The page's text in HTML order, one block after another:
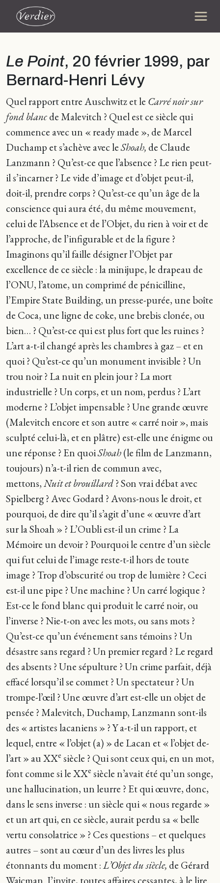
Le Point, 20 février 1999, par
Bernard-Henri Lévy
Quel rapport entre Auschwitz et le Carré noir sur
fond blancde Malevitch ? Quel est ce siècle qui
commence avec un « ready made », de Marcel
Duchamp et s’achève avec leShoah, de Claude
Lanzmann ? Qu’est-ce que l’absence ? Le rien peut-
il s’incarner ? Le vide d’image et d’objet peut-il,
doit-il, prendre corps ? Qu’est-ce qu’un âge de la
conscience qui aura été, du même mouvement,
celui de l’Absence et de l’Objet, du rien à voir et de
l’approche, de l’infigurable et de la figure ?
Imaginons qu’il faille désigner l’Objet par
excellence de ce siècle : la minijupe, le drapeau de
l’ONU, l’atome, un comprimé de pénicilline,
l’Empire State Building, un presse-purée, une boîte
de Coca, une ligne de coke, une brebis clonée, ou
bien… ? Qu’est-ce qui est plus fort que les ruines ?
L’art a-t-il changé après les chambres à gaz – et en
quoi ? Qu’est-ce qu’un monument invisible ? Un
trou noir ? La nuit en plein jour ? La mort
industrielle ? Un corps, et un nom, perdus ? L’art
moderne ? L’objet impensable ? Une grande œuvre
(Malevitch encore et son autre « carré noir », mais
sculpté celui-là, et en plâtre) est-elle une énigme ou
une réponse ? En quoiShoah(le film de Lanzmann,
toujours) n’a-t-il rien de commun avec,
mettons,Nuit et brouillard? Son vrai débat avec
Spielberg ? Avec Godard ? Avons-nous le droit, et
pourquoi, de dire qu’il s’agit d’une « œuvre d’art
sur la Shoah » ? L’Oubli est-il un crime ? La
Mémoire un devoir ? Pourquoi le centre d’un siècle
qui fut celui de l’image reste-t-il hors de toute
image ? Trop d’obscurité ou trop de lumière ? Ceci
est-il une pipe ? Une machine ? Un carré logique ?
Est-ce le fond blanc qui produit le carré noir, ou
l’inverse ? Nie-t-on avec les mots, ou sans mots ?
Qu’est-ce qu’un événement sans témoins ? Un
désastre sans regard ? Un premier regard ? Le regard
des absents ? Une sépulture ? Un crime parfait, déjà
effacé lorsqu’il se commet ? Un spectateur ? Un
trompe-l’œil ? Une œuvre d’art est-elle un objet de
pensée ? Malevitch, Duchamp, Lanzmann sont-ils
des « artistes lacaniens » ? Y a-t-il un rapport, et
lequel, entre « l’objet (a) » de Lacan et « l’objet de-
l’art » au XXe siècle ? Qui sont ceux qui, en un mot,
font comme si le XXe siècle n’avait été qu’un songe,
une hallucination, un leurre ? Et qui œuvre, donc,
dans le sens inverse : un siècle qui « nous regarde »
et un art qui, en ce siècle, aurait perdu sa « belle
vertu consolatrice » ? Ces questions – et quelques
autres – sont au cœur d’un des livres les plus
étonnants du moment :L’Objet du siècle, de Gérard
Wajcman. J’invite, toutes affaires cessantes, à le lire.